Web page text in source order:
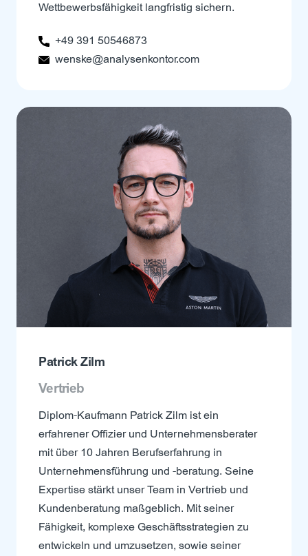
Wettbewerbsfähigkeit langfristig sichern.
+49 391 50546873
wenske@analysenkontor.com
Patrick Zilm
Vertrieb
Diplom-Kaufmann Patrick Zilm ist ein
erfahrener Offizier und Unternehmensberater
mit über 10 Jahren Berufserfahrung in
Unternehmensführung und -beratung. Seine
Expertise stärkt unser Team in Vertrieb und
Kundenberatung maßgeblich. Mit seiner
Fähigkeit, komplexe Geschäftsstrategien zu
entwickeln und umzusetzen, sowie seiner